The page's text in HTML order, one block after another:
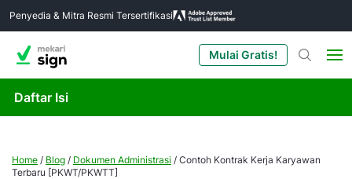
Penyedia & Mitra Resmi Tersertifikasi
Mulai Gratis!
Daftar Isi
Home / Blog / Dokumen Administrasi / Contoh Kontrak Kerja Karyawan
Terbaru [PKWT/PKWTT]